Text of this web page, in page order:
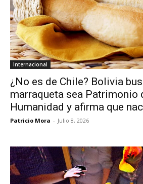
Internacional
¿No es de Chile? Bolivia
marraqueta sea Patrimonio
Humanidad y afirma que
Patricio Mora - Julio 8, 2026